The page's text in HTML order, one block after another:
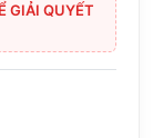
GIẢI QUYẾT